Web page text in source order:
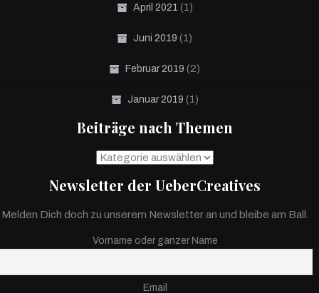
April 2021 (1)
Juni 2019 (1)
Februar 2019 (2)
Januar 2019 (1)
Beiträge nach Themen
Beiträge
Themen
Newsletter der UeberCreatives
Melden Dich doch zu unserem Newsletter an und bleibe am Ball.
Vorname oder ganzer Name
Email